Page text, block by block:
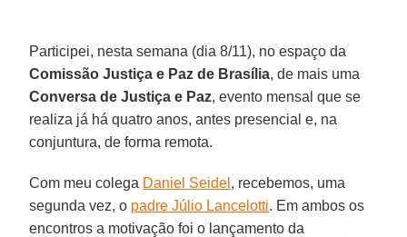
Participei, nesta semana (dia 8/11), no espaço da
Comissão Justiça e Paz de Brasília, de mais uma
Conversa de Justiça e Paz, evento mensal que se
realiza já há quatro anos, antes presencial e, na
conjuntura, de forma remota.
Com meu colega Daniel Seidel , recebemos, uma
segunda vez, o padre Júlio Lancelotti. Em ambos os
encontros a motivação foi o lançamento da